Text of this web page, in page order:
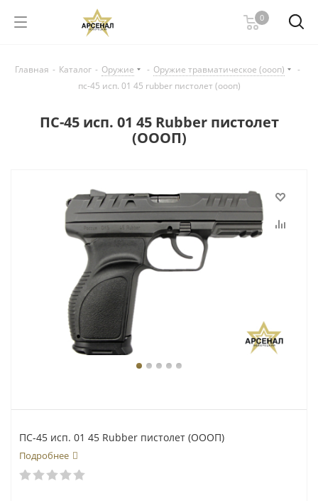
0
Главная - Каталог - Оружие - Оружие травматическое (оооп)
-
пс-45 исп. 01 45 rubber пистолет (оооп)
ПС-45 исп. 01 45 Rubber пистолет
(ОООП)
ПС-45 исп. 01 45 Rubber пистолет (ОООП)
Подробнее